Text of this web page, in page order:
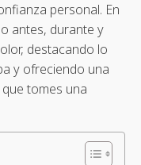
personal. En
antes, durante y
destacando lo
y ofreciendo una
tomes una